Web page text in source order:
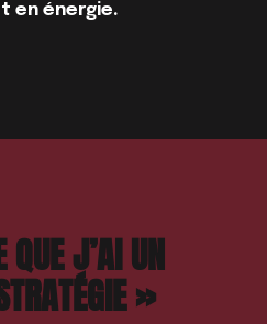
en énergie.
J’AI UN
»